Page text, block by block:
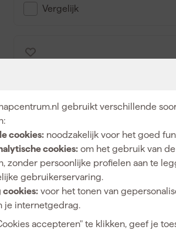
gebruikt verschillende
cookies: noodzakelijk voor het goed
cookies: om het gebruik van
zonder persoonlijke profielen aan te
gebruikerservaring.
cookies: voor het tonen van
je internetgedrag.
accepteren" te klikken, geef je
Vergelijk
DeWALT DT20633-QZ
hout en metaal - 83mm
Maandag bezorgd